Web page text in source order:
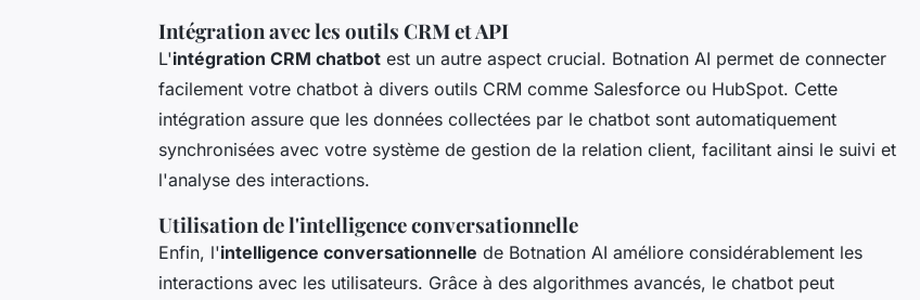
Intégration avec les outils CRM et API
L'intégration CRM chatbot est un autre aspect crucial. Botnation AI permet de connecter
facilement votre chatbot à divers outils CRM comme Salesforce ou HubSpot. Cette
intégration assure que les données collectées par le chatbot sont automatiquement
synchronisées avec votre système de gestion de la relation client, facilitant ainsi le suivi et
l'analyse des interactions.
Utilisation de l'intelligence conversationnelle
Enfin, l'intelligence conversationnelle de Botnation AI améliore considérablement les
interactions avec les utilisateurs. Grâce à des algorithmes avancés, le chatbot peut